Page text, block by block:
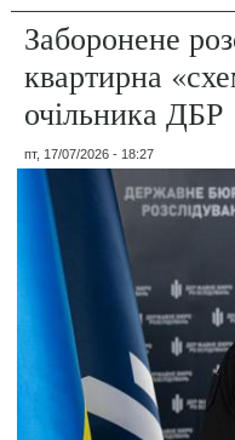
Заборонене
квартирна
очільника ДБР
пт, 17/07/2026 - 18:27